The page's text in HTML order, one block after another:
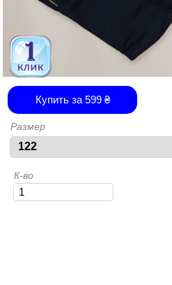
Купить за 599₴
Размер
К-во